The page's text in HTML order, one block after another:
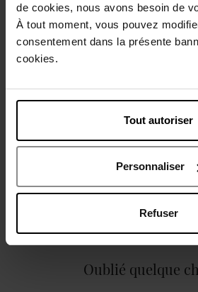
de cookies, nous avons besoin de
À tout moment, vous pouvez
consentement dans la présente
cookies.
Tout autoriser
Personnaliser
Refuser
Description
Avis client
Oublié quelque